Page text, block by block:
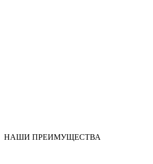
НАШИ ПРЕИМУЩЕСТВА